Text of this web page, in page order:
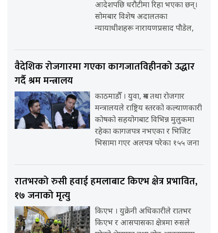
आदेशपछि धरौटीमा रिहा भएका छन्।
सोमबार विशेष अदालतका
न्यायाधीशहरू नारायणप्रसाद पौडेल,
वैदेशिक रोजगारमा गएका कागजातविहीनको उद्धार
गर्दै श्रम मन्त्रालय
काठमाडौँ । युवा, श्रम तथा रोजगार
मन्त्रालयले राष्ट्रिय स्तरको कल्याणकारी
कोषको सहयोगबाट विभिन्न मुलुकमा
रहेका कागजपत्र नभएका र भिजिट
भिसामा गएर अलपत्र परेका १५५ जना
रातभरको रुसी हवाई हमलाबाट किएभ क्षेत्र प्रभावित,
१७ जनाको मृत्यु
किएभ । युक्रेनी अधिकारीले रातभर
किएभ र आसपासका क्षेत्रमा रुसले